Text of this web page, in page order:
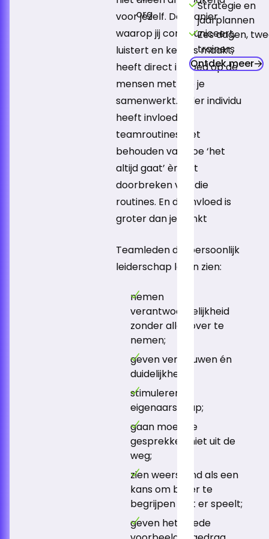
voor jezelf. De manier
waarop jij communiceert,
luistert en keuzes maakt,
heeft direct invloed op de
mensen met wie je
samenwerkt. Ieder individu
heeft invloed op
teamroutines: het
behouden van hoe ‘het
altijd gaat’ èn het
doorbreken van die
routines. En die invloed is
groter dan je denkt
Teamleden die persoonlijk
leiderschap laten zien:
nemen
verantwoordelijkheid
zonder alles over te
nemen;
geven vertrouwen én
duidelijkheid;
stimuleren
eigenaarschap;
gaan moeilijke
gesprekken niet uit de
weg;
zien weerstand als een
kans om beter te
begrijpen wat er speelt;
geven het goede
organisaties.
Strategie en
jaarplannen
Zes dagen,
trainers
Ontdek meer